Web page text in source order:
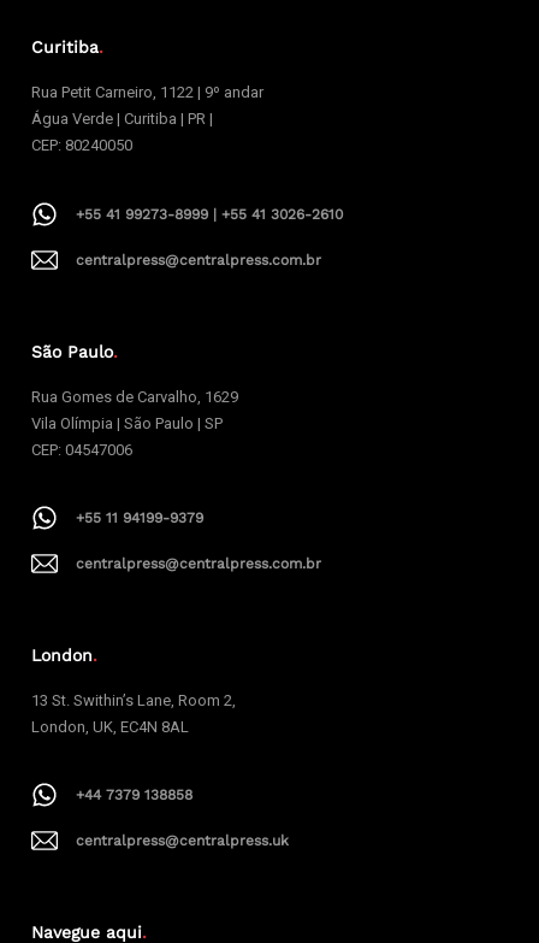
Curitiba.
Rua Petit Carneiro, 1122 | 9º andar
Água Verde | Curitiba | PR |
CEP: 80240050
+55 41 99273-8999 | +55 41 3026-2610
centralpress@centralpress.com.br
São Paulo.
Rua Gomes de Carvalho, 1629
Vila Olímpia | São Paulo | SP
CEP: 04547006
+55 11 94199-9379
centralpress@centralpress.com.br
London.
13 St. Swithin’s Lane, Room 2,
London, UK, EC4N 8AL
+44 7379 138858
centralpress@centralpress.uk
Navegue aqui.